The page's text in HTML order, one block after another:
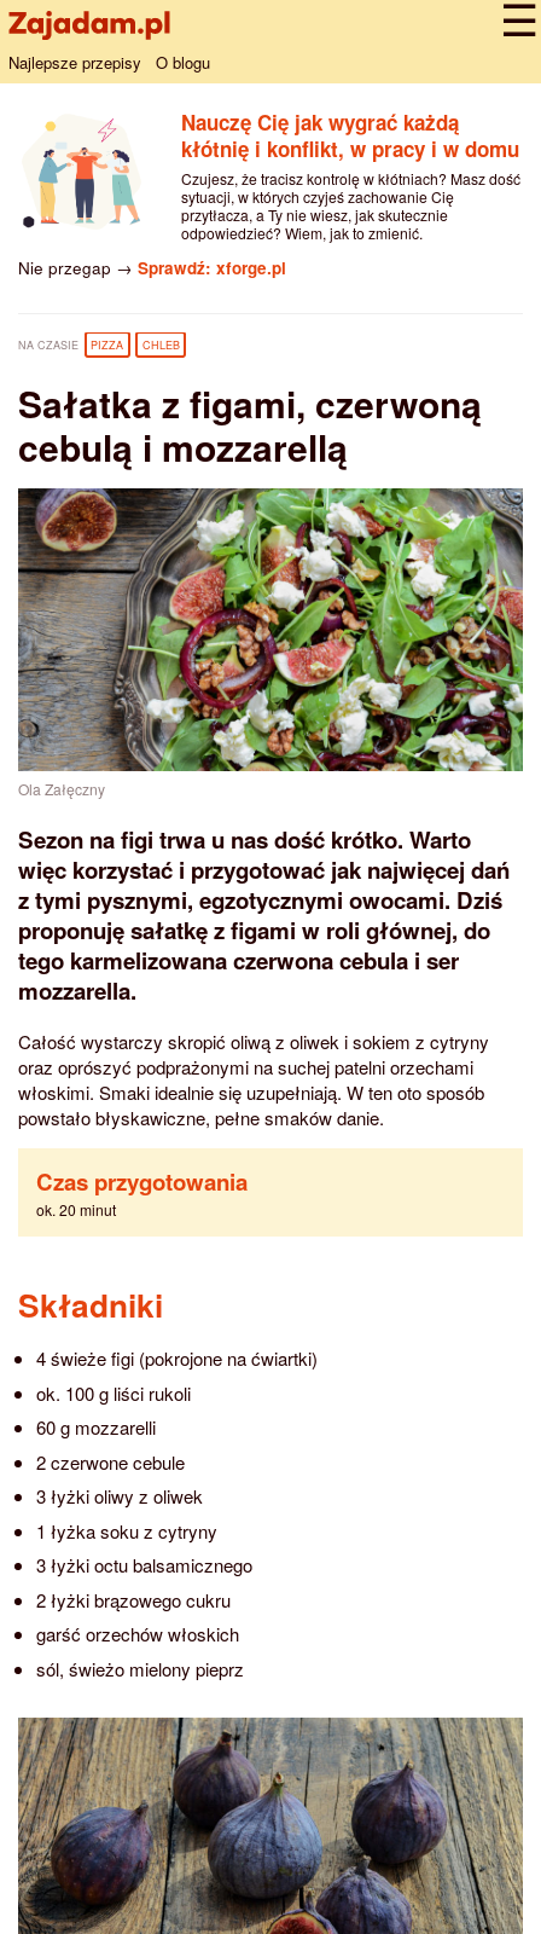
Najlepsze przepisy O blogu
Nauczę Cię jak wygrać każdą
kłótnię i konflikt, w pracy i w domu
Czujesz, że tracisz kontrolę w kłótniach? Masz dość
sytuacji, w których czyjeś zachowanie Cię
przytłacza, a Ty nie wiesz, jak skutecznie
odpowiedzieć? Wiem, jak to zmienić.
Nie przegap → Sprawdź: xforge.pl
NA CZASIE PIZZA CHLEB
Sałatka z figami, czerwoną
cebulą i mozzarellą
Ola Załęczny
Sezon na figi trwa u nas dość krótko. Warto
więc korzystać i przygotować jak najwięcej dań
z tymi pysznymi, egzotycznymi owocami. Dziś
proponuję sałatkę z figami w roli głównej, do
tego karmelizowana czerwona cebula i ser
mozzarella.
Całość wystarczy skropić oliwą z oliwek i sokiem z cytryny
oraz oprószyć podprażonymi na suchej patelni orzechami
włoskimi. Smaki idealnie się uzupełniają. W ten oto sposób
powstało błyskawiczne, pełne smaków danie.
Czas przygotowania
ok. 20 minut
Składniki
4 świeże figi (pokrojone na ćwiartki)
ok. 100 g liści rukoli
60 g mozzarelli
2 czerwone cebule
3 łyżki oliwy z oliwek
1 łyżka soku z cytryny
3 łyżki octu balsamicznego
2 łyżki brązowego cukru
garść orzechów włoskich
sól, świeżo mielony pieprz